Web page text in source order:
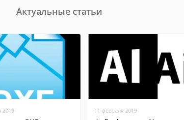
Актуальные статьи
2019 11 февраля 2019